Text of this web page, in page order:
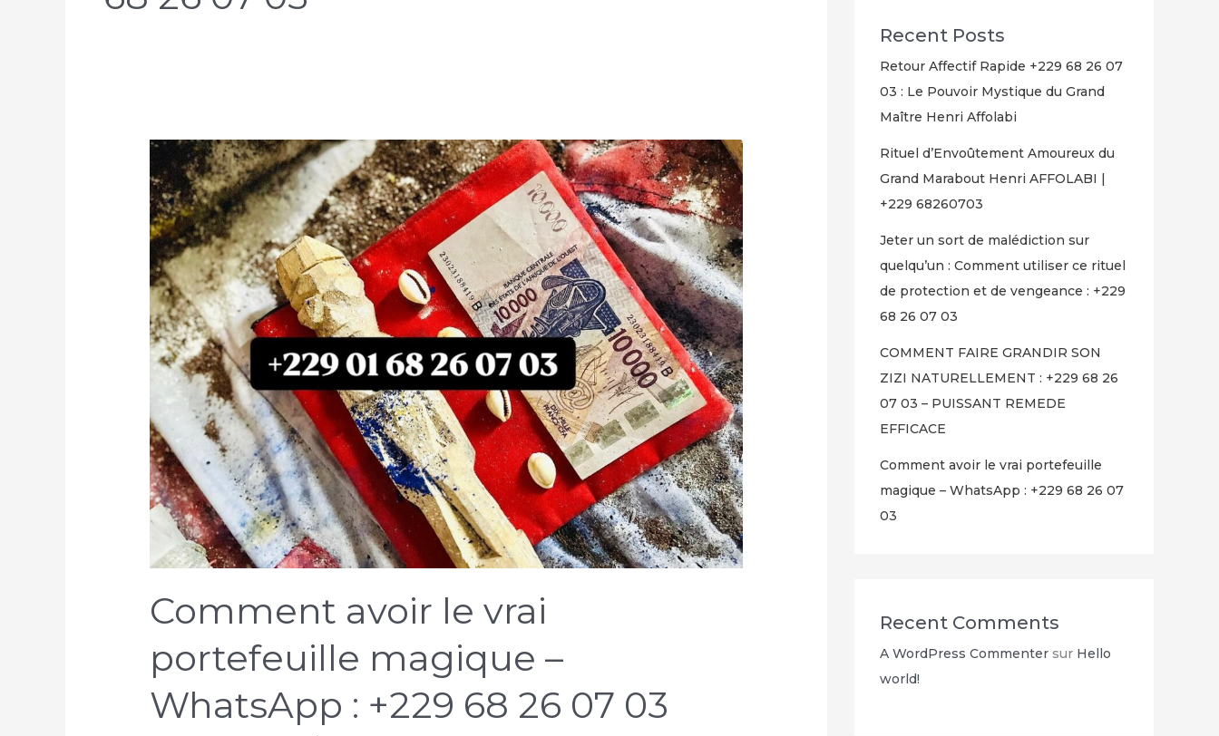
Comment avoir le vrai
portefeuille magique –
WhatsApp : +229 68 26 07 03
Recent Posts
Retour Affectif Rapide +229 68 26 07
03 : Le Pouvoir Mystique du Grand
Maître Henri Affolabi
Rituel d’Envoûtement Amoureux du
Grand Marabout Henri AFFOLABI |
+229 68260703
Jeter un sort de malédiction sur
quelqu’un : Comment utiliser ce rituel
de protection et de vengeance : +229
68 26 07 03
COMMENT FAIRE GRANDIR SON
ZIZI NATURELLEMENT : +229 68 26
07 03 – PUISSANT REMEDE
EFFICACE
Comment avoir le vrai portefeuille
magique – WhatsApp : +229 68 26 07
03
Recent Comments
A WordPress Commenter sur Hello
world!